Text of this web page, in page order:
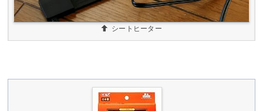
シートヒーター